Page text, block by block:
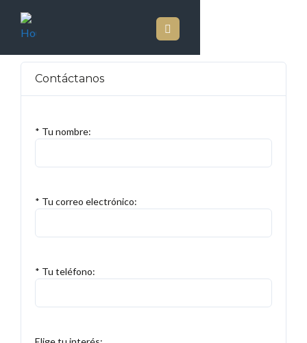
Contáctanos
* Tu nombre:
* Tu correo electrónico:
* Tu teléfono: